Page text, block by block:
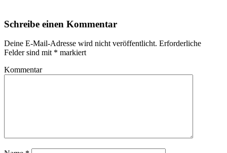
Schreibe einen Kommentar
Deine E-Mail-Adresse wird nicht veröffentlicht. Erforderliche
Felder sind mit * markiert
Kommentar